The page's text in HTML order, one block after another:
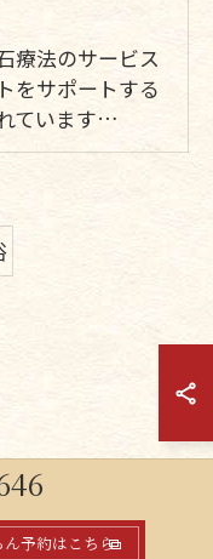
療法のサービス
をサポートする
ています…
ん予約はこちら